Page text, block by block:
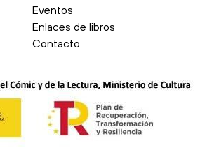
Eventos
Enlaces de libros
Contacto